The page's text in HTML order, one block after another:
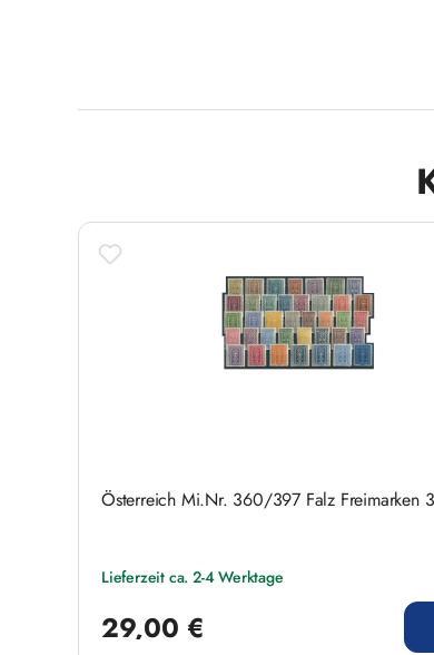
Österreich Mi.Nr. 360/397 Falz Freimarken
Lieferzeit ca. 2-4 Werktage
29,00 €